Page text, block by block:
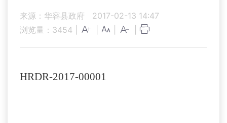
来源：华容县政府
2017-02-13 14:47
浏览量： 3454
HRDR-2017-00001